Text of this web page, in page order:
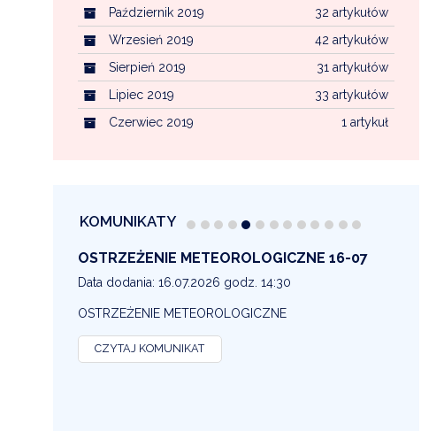
32 artykułów
Październik 2019
42 artykułów
Wrzesień 2019
31 artykułów
Sierpień 2019
33 artykułów
Lipiec 2019
1 artykuł
Czerwiec 2019
KOMUNIKATY
OSTRZEŻENIE METEOROLOGICZNE 16-07
Data dodania: 16.07.2026 godz. 14:30
OSTRZEŻENIE METEOROLOGICZNE
CZYTAJ KOMUNIKAT